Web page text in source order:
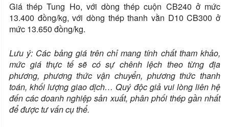
Giá thép Tung Ho, với dòng thép cuộn CB240 ở mức
13.400 đồng/kg, với dòng thép thanh vằn D10 CB300 ở
mức 13.650 đồng/kg.
Lưu ý: Các bảng giá trên chỉ mang tính chất tham khảo,
mức giá thực tế sẽ có sự chênh lệch theo từng địa
phương, phương thức vận chuyển, phương thức thanh
toán, khối lượng giao dịch… Quý độc giả vui lòng liên hệ
đến các doanh nghiệp sản xuất, phân phối thép gần nhất
để được tư vấn cụ thể.